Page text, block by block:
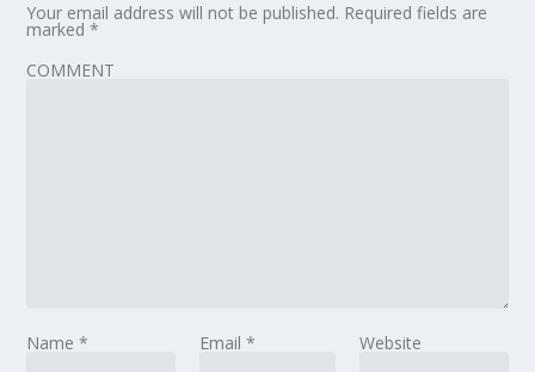
Your email address will not be published. Required fields are
marked*
COMMENT
Name* Email * Website